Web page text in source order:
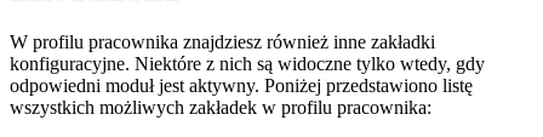
W profilu pracownika znajdziesz również inne zakładki
konfiguracyjne. Niektóre z nich są widoczne tylko wtedy, gdy
odpowiedni moduł jest aktywny. Poniżej przedstawiono listę
wszystkich możliwych zakładek w profilu pracownika: